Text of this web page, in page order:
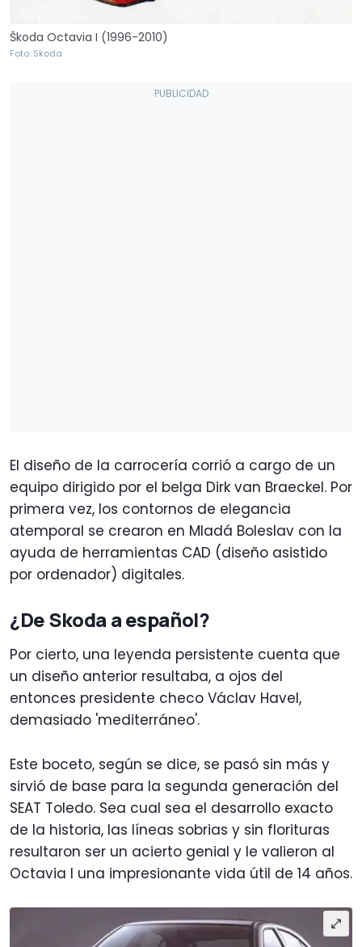
Škoda Octavia I (1996-2010)
Foto: Skoda
El diseño de la carrocería corrió a cargo de un
equipo dirigido por el belga Dirk van Braeckel. Por
primera vez, los contornos de elegancia
atemporal se crearon en Mladá Boleslav con la
ayuda de herramientas CAD (diseño asistido
por ordenador) digitales.
¿De Skoda a español?
Por cierto, una leyenda persistente cuenta que
un diseño anterior resultaba, a ojos del
entonces presidente checo Václav Havel,
demasiado 'mediterráneo'.
Este boceto, según se dice, se pasó sin más y
sirvió de base para la segunda generación del
SEAT Toledo. Sea cual sea el desarrollo exacto
de la historia, las líneas sobrias y sin florituras
resultaron ser un acierto genial y le valieron al
Octavia I una impresionante vida útil de 14 años.